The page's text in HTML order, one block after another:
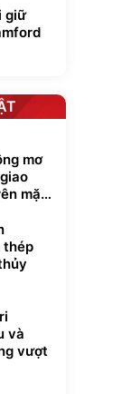
giữ
mơ
mặt
thép
và
vượt